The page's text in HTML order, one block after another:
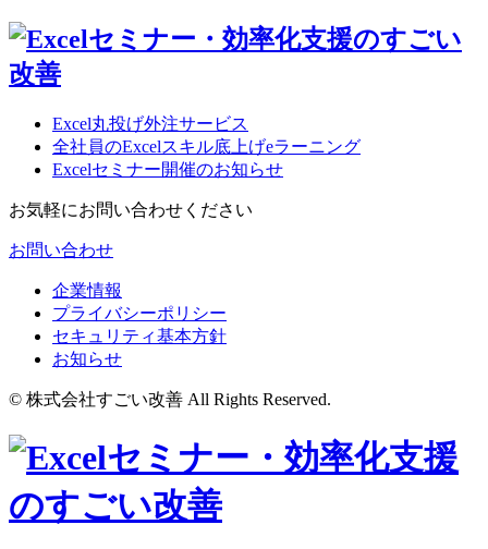
Excel丸投げ外注サービス
全社員のExcelスキル底上げeラーニング
Excelセミナー開催のお知らせ
お気軽にお問い合わせください
お問い合わせ
企業情報
プライバシーポリシー
セキュリティ基本方針
お知らせ
© 株式会社すごい改善 All Rights Reserved.